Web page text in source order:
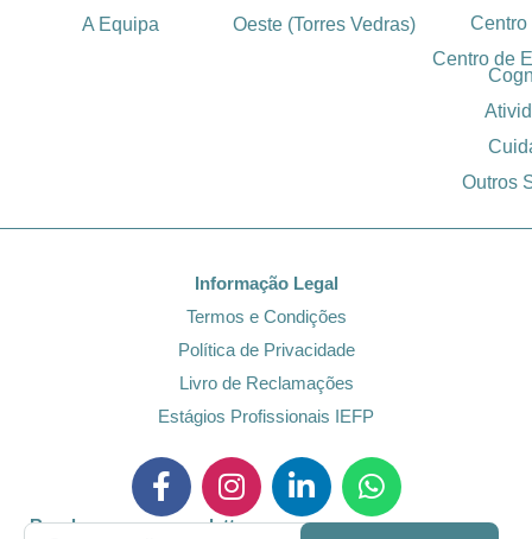
A Equipa
Oeste (Torres Vedras)
Centro
Centro de
Outros
Informação Legal
Termos e Condições
Política de Privacidade
Livro de Reclamações
Estágios Profissionais IEFP
Receba a nossa newsletter